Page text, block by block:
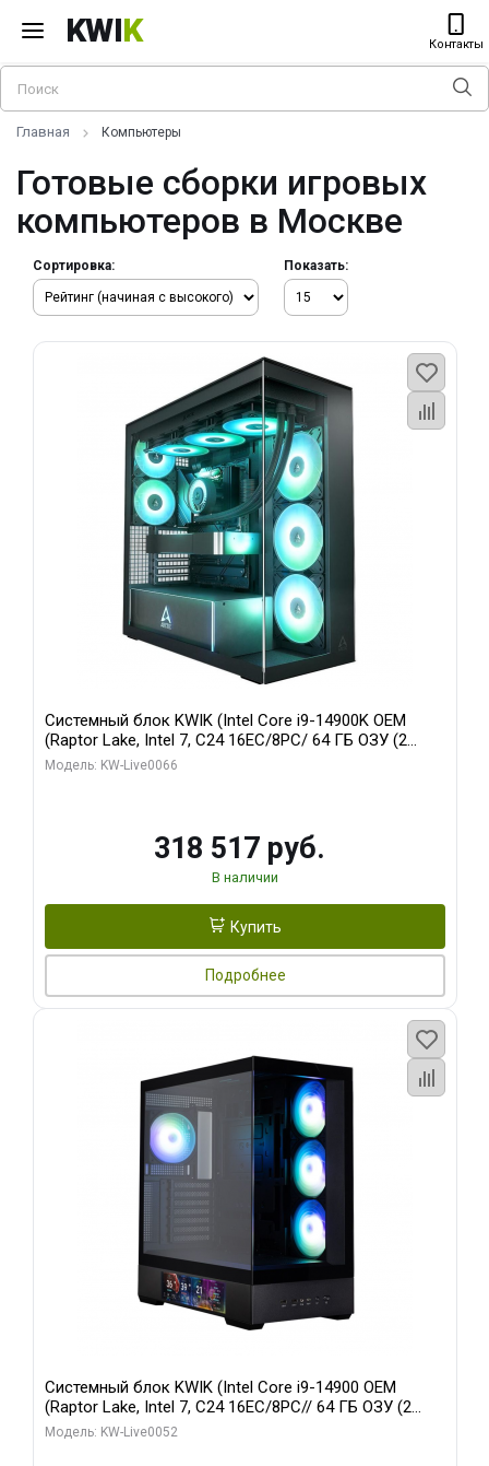
KWIK Контакты
Главная Компьютеры
Готовые сборки игровых
компьютеров в Москве
Сортировка: Показать:
Системный блок KWIK (Intel Core i9-14900K OEM
(Raptor Lake, Intel 7, C24 16EC/8PC/ 64 ГБ ОЗУ (2
модуля)/ Gigabyte RTX5080 XTREME WATERFORCE
Модель: KW-Live0066
318 517 руб.
В наличии
Купить
Подробнее
Системный блок KWIK (Intel Core i9-14900 OEM
(Raptor Lake, Intel 7, C24 16EC/8PC// 64 ГБ ОЗУ (2
модуля)/ Palit RTX5080 GAMINGPRO OC 16GB GDDR7
Модель: KW-Live0052